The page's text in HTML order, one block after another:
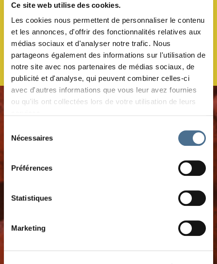
Ce site web utilise des cookies.
Les cookies nous permettent de personnaliser le contenu
et les annonces, d'offrir des fonctionnalités relatives aux
médias sociaux et d'analyser notre trafic. Nous
partageons également des informations sur l'utilisation de
notre site avec nos partenaires de médias sociaux, de
publicité et d'analyse, qui peuvent combiner celles-ci
avec d'autres informations que vous leur avez fournies
ou qu'ils ont collectées lors de votre utilisation de leurs
Nécessaires
Préférences
Statistiques
Marketing
L'équipe